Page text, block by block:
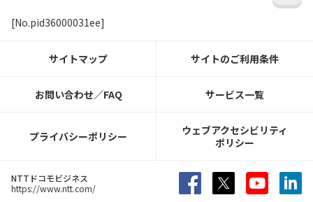
[No.pid36000031ee]
サイトマップ サイトのご利用条件
お問い合わせ／FAQ サービス一覧
プライバシーポリシー
ウェブアクセシビリティ
ポリシー
NTTドコモビジネス
https://www.ntt.com/